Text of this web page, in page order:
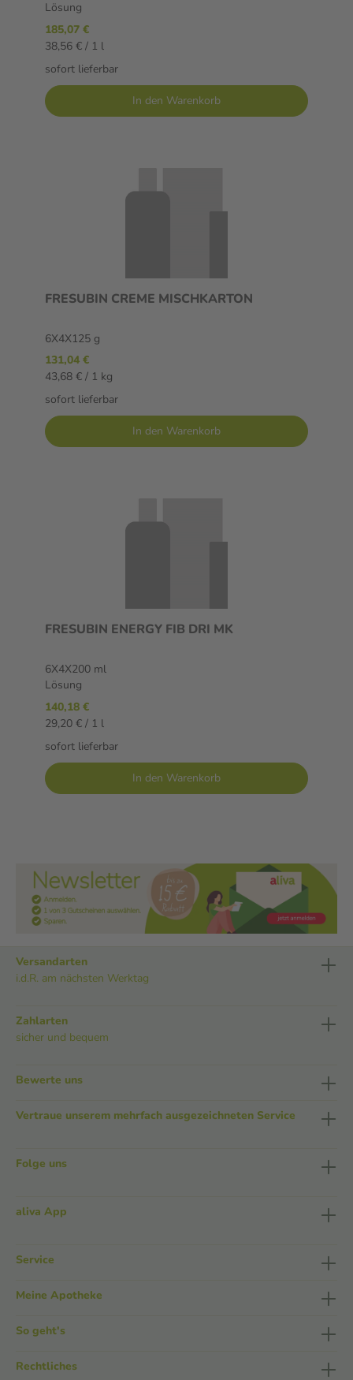
Lösung
185,07 €
38,56 € / 1 l
sofort lieferbar
In den Warenkorb
FRESUBIN CREME MISCHKARTON
6X4X125 g
131,04 €
43,68 € / 1 kg
sofort lieferbar
In den Warenkorb
FRESUBIN ENERGY FIB DRI MK
6X4X200 ml
Lösung
140,18 €
29,20 € / 1 l
sofort lieferbar
In den Warenkorb
Versandarten
i.d.R. am nächsten Werktag
Zahlarten
sicher und bequem
Bewerte uns
Vertraue unserem mehrfach ausgezeichneten Service
Folge uns
aliva App
Service
Meine Apotheke
So geht's
Rechtliches